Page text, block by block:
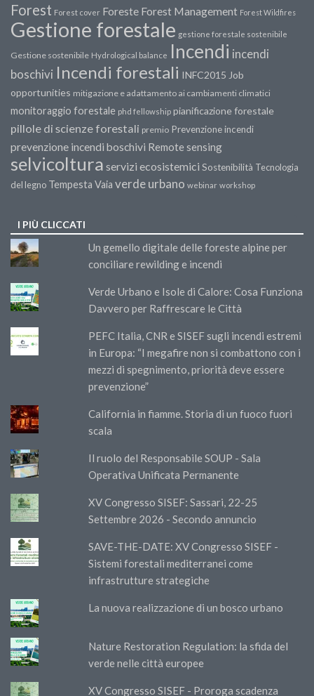
Forest Forest cover Foreste Forest Management Forest Wildfires
Gestione forestale gestione forestale sostenibile
Gestione sostenibile Hydrological balance Incendi incendi
boschivi Incendi forestali INFC2015 Job
opportunities mitigazione e adattamento ai cambiamenti climatici
monitoraggio forestale phd fellowship pianificazione forestale
pillole di scienze forestali premio Prevenzione incendi
prevenzione incendi boschivi Remote sensing
selvicoltura servizi ecosistemici Sostenibilità Tecnologia
del legno Tempesta Vaia verde urbano webinar workshop
I PIÙ CLICCATI
Un gemello digitale delle foreste alpine per
conciliare rewilding e incendi
Verde Urbano e Isole di Calore: Cosa Funziona
Davvero per Raffrescare le Città
PEFC Italia, CNR e SISEF sugli incendi estremi
in Europa: “I megafire non si combattono con i
mezzi di spegnimento, priorità deve essere
prevenzione”
California in fiamme. Storia di un fuoco fuori
scala
Il ruolo del Responsabile SOUP - Sala
Operativa Unificata Permanente
XV Congresso SISEF: Sassari, 22-25
Settembre 2026 - Secondo annuncio
SAVE-THE-DATE: XV Congresso SISEF -
Sistemi forestali mediterranei come
infrastrutture strategiche
La nuova realizzazione di un bosco urbano
Nature Restoration Regulation: la sfida del
verde nelle città europee
XV Congresso SISEF - Proroga scadenza